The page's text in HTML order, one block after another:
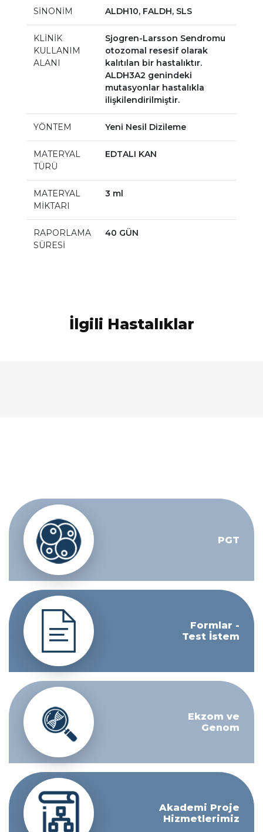
SİNONİM ALDH10, FALDH, SLS
KLİNİK
KULLANIM
ALANI
Sjogren-Larsson Sendromu
otozomal resesif olarak
kalıtılan bir hastalıktır.
ALDH3A2 genindeki
mutasyonlar hastalıkla
ilişkilendirilmiştir.
YÖNTEM Yeni Nesil Dizileme
MATERYAL
TÜRÜ
EDTALI KAN
MATERYAL
MİKTARI
3 ml
RAPORLAMA
SÜRESİ
40 GÜN
İlgili Hastalıklar
PGT
Formlar -
Test İstem
Ekzom ve
Genom
Akademi Proje
Hizmetlerimiz